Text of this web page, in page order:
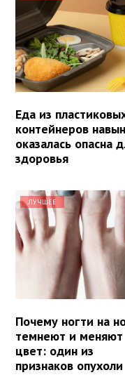
Еда из
контейнеров
оказалась опасна
здоровья
ЛУЧШЕЕ
Почему ногти на
темнеют и меняют
цвет: один из
признаков опухоли